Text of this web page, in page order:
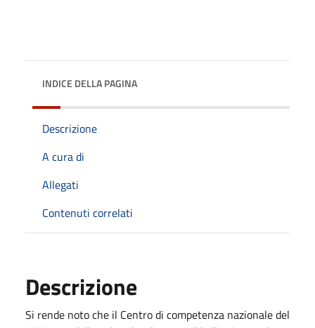
INDICE DELLA PAGINA
Descrizione
A cura di
Allegati
Contenuti correlati
Descrizione
Si rende noto che il Centro di competenza nazionale del